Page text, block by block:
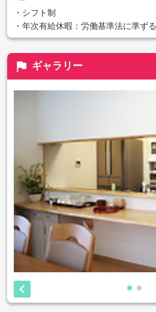
・シフト制
・年次有給休暇：労働基準法に準ずる
flag ギャラリー
